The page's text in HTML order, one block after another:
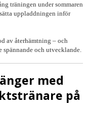
träningen under sommaren
uppladdningen inför
av återhämtning – och
spännande och utvecklande.
med
på